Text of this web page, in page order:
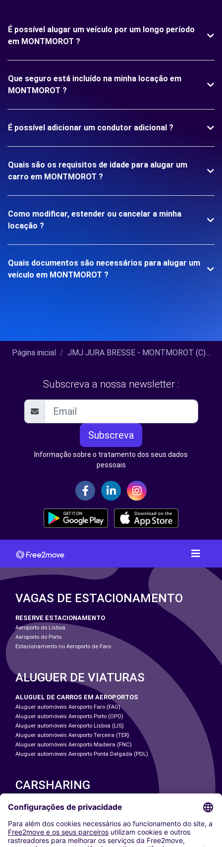
É possível alugar um veículo por um longo período
em MONTMOROT ?
Que seguro está incluído na minha locação em
MONTMOROT ?
É possível adicionar um condutor adicional ?
Quais são os requisitos de idade para alugar um
carro em MONTMOROT ?
Como modificar, estender ou cancelar a minha
locação ?
Quais documentos são necessários para alugar um
veículo em MONTMOROT ?
Página inicial JMJ JURA BRESSE - MONTMOROT (C)...
Subscreva a nossa newsletter :
Subscreva
Informação sobre o tratamento dos seus dados
pessoais
VAGAS DE ESTACIONAMENTO
RESERVE ESTACIONAMENTO
Aeroporto do Lisboa
Aeroporto do Porto
Estacionamento no Aeroporto de Faro
ALUGUER DE VIATURAS
ALUGUEL DE CARROS EM AEROPORTOS
Aluguer automóveis Aeroporto Faro (FAO)
Aluguer automóveis Aeroporto Porto (OPO)
Aluguer automóveis Aeroporto Lisboa (LIS)
Aluguer automóveis Aeroporto Terceira (TER)
Aluguer automóveis Aeroporto Madeira (FNC)
Aluguer automóveis Aeroporto Ponta Delgada (PDL)
CARSHARING
NOSSAS CIDADES
Washington DC
Milan
Rome